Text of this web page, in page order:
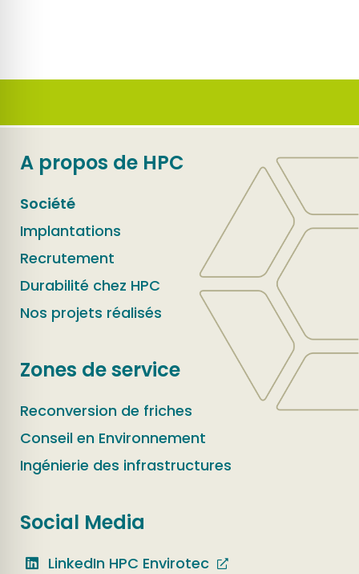
A propos de HPC
Société
Implantations
Recrutement
Durabilité chez HPC
Nos projets réalisés
Zones de service
Reconversion de friches
Conseil en Environnement
Ingénierie des infrastructures
Social Media
LinkedIn HPC Envirotec